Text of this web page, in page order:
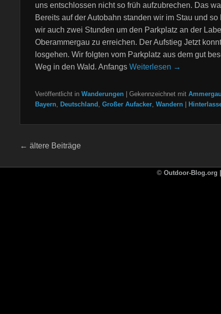
uns entschlossen nicht so früh aufzubrechen. Das
Bereits auf der Autobahn standen wir im Stau und so
wir auch zwei Stunden um den Parkplatz an der
Oberammergau zu erreichen. Der Aufstieg Jetzt
losgehen. Wir folgten vom Parkplatz aus dem gut
Weg in den Wald. Anfangs Weiterlesen →
Veröffentlicht in Wanderungen | Gekennzeichnet mit
Bayern Deutschland Großer Aufacker Wandern |
Beitragsnavigation
← ältere Beiträge
© Outdoor-Blog.org